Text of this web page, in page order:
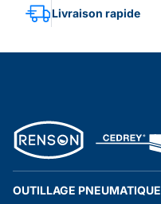
Livraison rapide
OUTILLAGE PNEUMATIQUE